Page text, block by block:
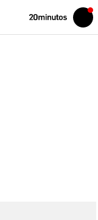
Volver
Iniciar
sesión